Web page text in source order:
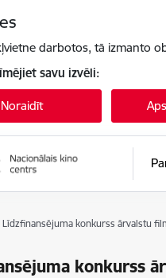
darbotos, tā izmanto
savu izvēli:
Noraidīt
Līdzfinansējuma konkurss ārvalstu
konkurss